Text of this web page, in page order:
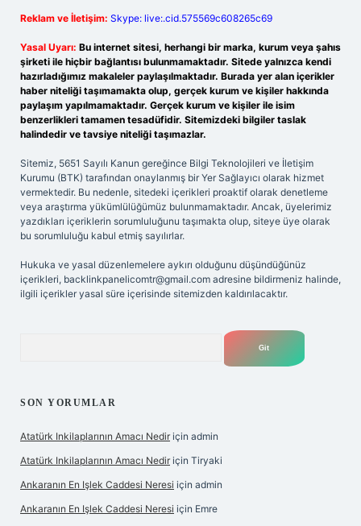
Reklam ve İletişim: Skype: live:.cid.575569c608265c69
Yasal Uyarı: Bu internet sitesi, herhangi bir marka, kurum veya şahıs
şirketi ile hiçbir bağlantısı bulunmamaktadır. Sitede yalnızca kendi
hazırladığımız makaleler paylaşılmaktadır. Burada yer alan içerikler
haber niteliği taşımamakta olup, gerçek kurum ve kişiler hakkında
paylaşım yapılmamaktadır. Gerçek kurum ve kişiler ile isim
benzerlikleri tamamen tesadüfidir. Sitemizdeki bilgiler taslak
halindedir ve tavsiye niteliği taşımazlar.
Sitemiz, 5651 Sayılı Kanun gereğince Bilgi Teknolojileri ve İletişim
Kurumu (BTK) tarafından onaylanmış bir Yer Sağlayıcı olarak hizmet
vermektedir. Bu nedenle, sitedeki içerikleri proaktif olarak denetleme
veya araştırma yükümlülüğümüz bulunmamaktadır. Ancak, üyelerimiz
yazdıkları içeriklerin sorumluluğunu taşımakta olup, siteye üye olarak
bu sorumluluğu kabul etmiş sayılırlar.
Hukuka ve yasal düzenlemelere aykırı olduğunu düşündüğünüz
içerikleri, backlinkpanelicomtr@gmail.com adresine bildirmeniz halinde,
ilgili içerikler yasal süre içerisinde sitemizden kaldırılacaktır.
SON YORUMLAR
Atatürk Inkilaplarının Amacı Nedir için admin
Atatürk Inkilaplarının Amacı Nedir için Tiryaki
Ankaranın En Işlek Caddesi Neresi için admin
Ankaranın En Işlek Caddesi Neresi için Emre